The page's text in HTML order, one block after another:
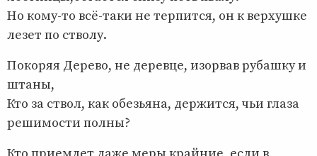
Но кому-то всё-таки не терпится, он к верхушке
лезет по стволу.
Покоряя Дерево, не деревце, изорвав рубашку и
штаны,
Кто за ствол, как обезьяна, держится, чьи глаза
решимости полны?